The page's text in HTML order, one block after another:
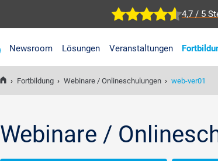
4,7 / 5
Newsroom Lösungen Veranstaltungen
› Fortbildung › Webinare / Onlineschulungen › web-ver01
Webinare /